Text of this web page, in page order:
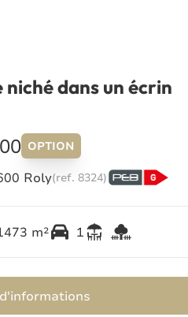
dans un écrin
OPTION
Roly(ref. 8324)
m² 1